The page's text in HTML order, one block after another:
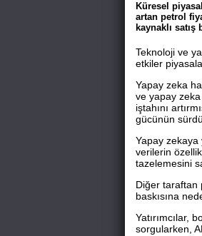
Küresel
artan petrol
kaynaklı satış
Teknoloji ve
etkiler
Yapay zeka
ve yapay
iştahını
gücünün
Yapay zekaya
verilerin
tazelemesini
Diğer taraftan
baskısına
Yatırımcılar,
sorgularken,